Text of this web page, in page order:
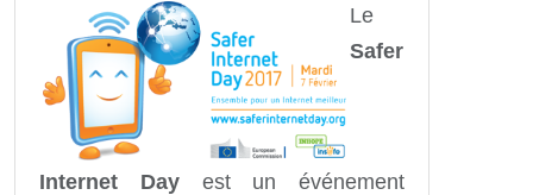
Le
Safer
Internet Dayest un événement